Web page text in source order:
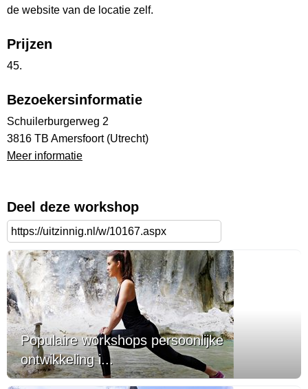
de website van de locatie zelf.
Prijzen
45.
Bezoekersinformatie
Schuilerburgerweg 2
3816 TB Amersfoort (Utrecht)
Meer informatie
Deel deze workshop
Populaire workshops persoonlijke
ontwikkeling i...